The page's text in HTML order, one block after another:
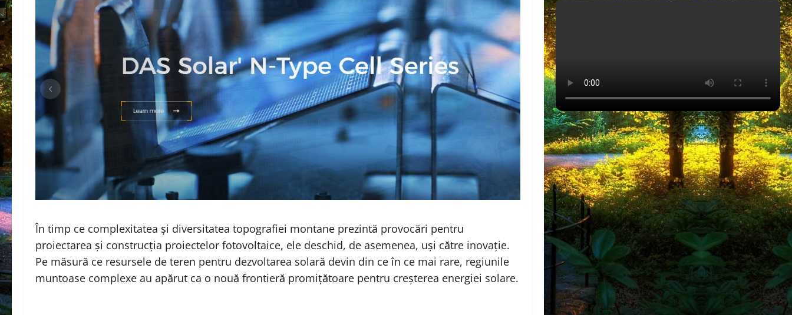
În timp ce complexitatea și diversitatea topografiei montane prezintă provocări pentru
proiectarea și construcția proiectelor fotovoltaice, ele deschid, de asemenea, uși către inovație.
Pe măsură ce resursele de teren pentru dezvoltarea solară devin din ce în ce mai rare, regiunile
muntoase complexe au apărut ca o nouă frontieră promițătoare pentru creșterea energiei solare.